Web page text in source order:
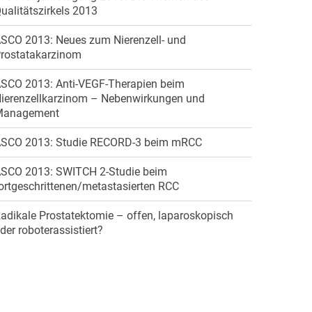
2013
2013: Neues zum Nierenzell- und
2013: Anti-VEGF-Therapien beim
– Nebenwirkungen und
2013: Studie RECORD-3 beim mRCC
2013: SWITCH 2-Studie beim
metastasierten RCC
Prostatektomie – offen, laparoskopisch
roboterassistiert?